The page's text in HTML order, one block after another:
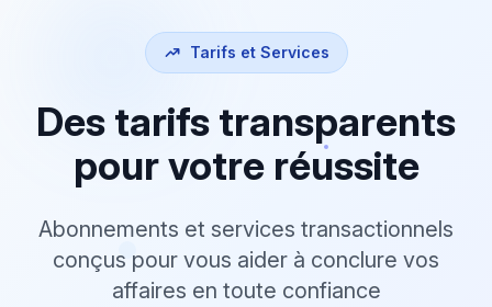
Tarifs et Services
Des tarifs transparents
pour votre réussite
Abonnements et services transactionnels
conçus pour vous aider à conclure vos
affaires en toute confiance